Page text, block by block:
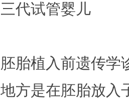
三代试管婴儿
胚胎植入前遗传学
地方是在胚胎放入